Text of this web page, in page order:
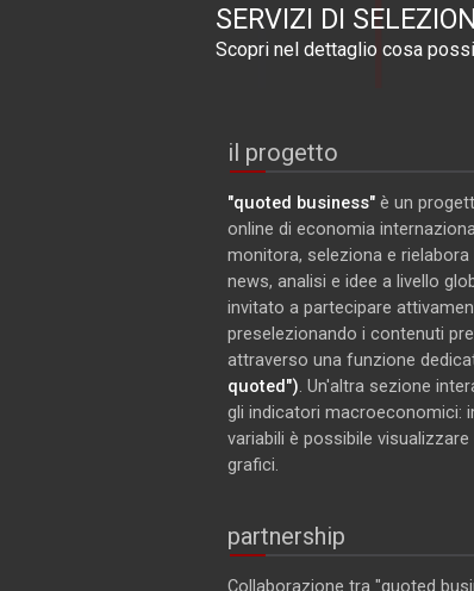
SERVIZI DI
Scopri nel dettaglio cosa
il progetto
"quoted business" è un
online di economia
monitora, seleziona e rielabora
news, analisi e idee a livello
invitato a partecipare
preselezionando i contenuti
attraverso una funzione
quoted"). Un'altra sezione
gli indicatori macroeconomici:
variabili è possibile
grafici.
partnership
Collaborazione tra "quoted